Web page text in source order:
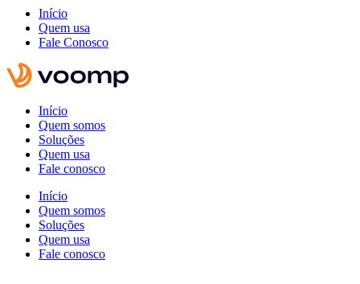
Início
Quem usa
Fale Conosco
Início
Quem somos
Soluções
Quem usa
Fale conosco
Início
Quem somos
Soluções
Quem usa
Fale conosco